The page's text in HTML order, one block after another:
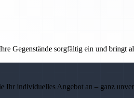
Gegenstände sorgfältig ein und bringt
Ihr individuelles Angebot an – ganz